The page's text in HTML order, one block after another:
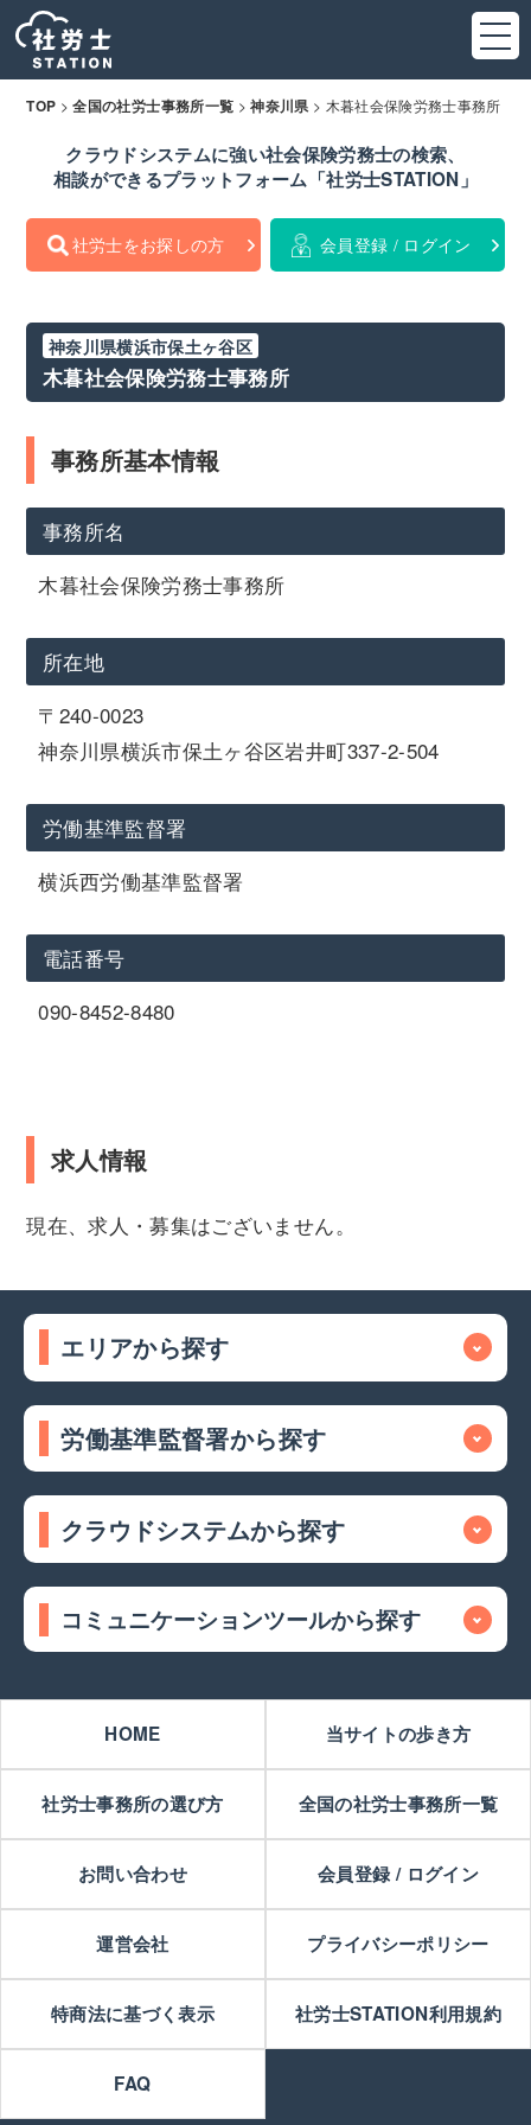
TOP >全国の社労士事務所一覧 >神奈川県 > 木暮社会保険労務士事務所
クラウドシステムに強い社会保険労務士の検索、
相談ができるプラットフォーム「社労士STATION」
社労士をお探しの方 会員登録 / ログイン
神奈川県横浜市保土ヶ谷区
木暮社会保険労務士事務所
事務所基本情報
事務所名
木暮社会保険労務士事務所
所在地
〒240-0023
神奈川県横浜市保土ヶ谷区岩井町337-2-504
労働基準監督署
横浜西労働基準監督署
電話番号
090-8452-8480
求人情報
現在、求人・募集はございません。
エリアから探す
労働基準監督署から探す
クラウドシステムから探す
コミュニケーションツールから探す
HOME 当サイトの歩き方
社労士事務所の選び方 全国の社労士事務所一覧
お問い合わせ 会員登録 / ログイン
運営会社 プライバシーポリシー
特商法に基づく表示 社労士STATION利用規約
FAQ